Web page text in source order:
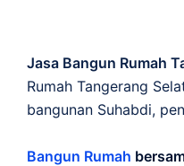
Jasa Bangun Rumah
Rumah Tangerang
bangunan Suhabdi,
Bangun Rumah